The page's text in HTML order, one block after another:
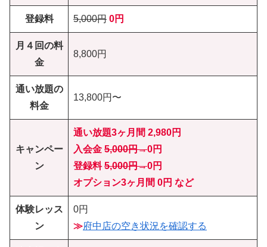
登録料 5,000円 0円
月４回の料
金
8,800円
通い放題の
料金
13,800円〜
キャンペー
ン
通い放題3ヶ月間 2,980円
入会金 5,000円→0円
登録料5,000円→0円
オプション3ヶ月間 0円 など
体験レッス
ン
0円
≫府中店の空き状況を確認する